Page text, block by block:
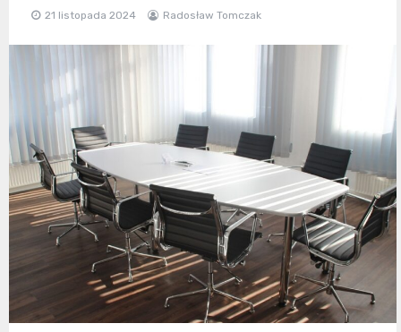
21 listopada 2024 Radosław Tomczak